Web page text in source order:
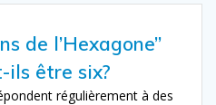
de l’Hexagone”
ils être six?
régulièrement à des